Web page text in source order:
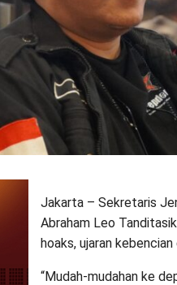
Jakarta – Sekretaris
Abraham Leo
hoaks, ujaran
“Mudah-mudahan ke